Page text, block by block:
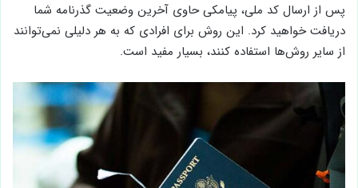
پس از ارسال کد ملی، پیامکی حاوی آخرین وضعیت گذرنامه شما
دریافت خواهید کرد. این روش برای افرادی که به هر دلیلی نمی‌توانند
از سایر روش‌ها استفاده کنند، بسیار مفید است.